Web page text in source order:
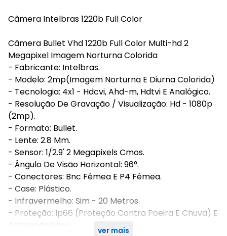
Câmera Intelbras 1220b Full Color
Câmera Bullet Vhd 1220b Full Color Multi-hd 2
Megapixel Imagem Norturna Colorida
- Fabricante: Intelbras.
- Modelo: 2mp(Imagem Norturna E Diurna Colorida)
- Tecnologia: 4x1 - Hdcvi, Ahd-m, Hdtvi E Analógico.
- Resolução De Gravação / Visualização: Hd - 1080p
(2mp).
- Formato: Bullet.
- Lente: 2.8 Mm.
- Sensor: 1/2.9' 2 Megapixels Cmos.
- Ângulo De Visão Horizontal: 96°.
- Conectores: Bnc Fêmea E P4 Fêmea.
- Case: Plástico.
- Infravermelho: Sim - 20 Metros.
- Proteção: Ip66 (Proteção Contra Poeira E Chuva) E
Antivandalismo.
ver mais